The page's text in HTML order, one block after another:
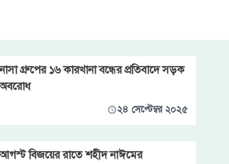
নাসা গ্রুপের ১৬ কারখানা বন্ধের প্রতিবাদে সড়ক
অবরোধ
২৪ সেপ্টেম্বর ২০২৫
আগস্ট বিজয়ের রাতে শহীদ নাঈমের